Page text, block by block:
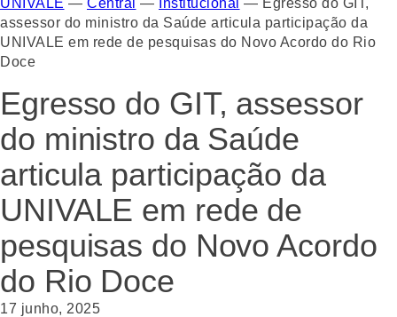
assessor do ministro da Saúde articula participação da
UNIVALE em rede de pesquisas do Novo Acordo do Rio
Doce
Egresso do GIT, assessor
do ministro da Saúde
articula participação da
UNIVALE em rede de
pesquisas do Novo Acordo
do Rio Doce
17 junho, 2025